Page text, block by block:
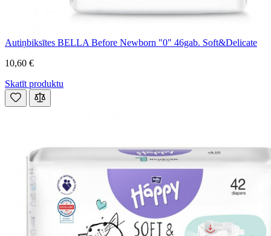
Autiņbiksītes BELLA Before Newborn "0" 46gab. Soft&Delicate
10,60 €
Skatīt produktu